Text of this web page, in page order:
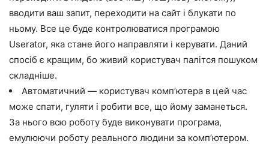
вводити ваш запит, переходити на сайт і блукати по
ньому. Все це буде контролюватися програмою
Userator, яка стане його направляти і керувати. Даний
спосіб є кращим, бо живий користувач палітся пошуком
складніше.
Автоматичний — користувач комп’ютера в цей час
може спати, гуляти і робити все, що йому заманеться.
За нього всю роботу буде виконувати програма,
емулюючи роботу реального людини за комп’ютером.